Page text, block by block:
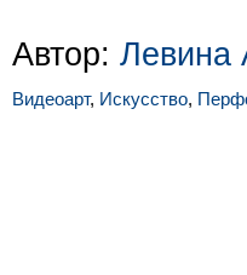
Автор: Левина
Видеоарт, Искусство,